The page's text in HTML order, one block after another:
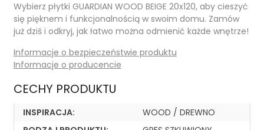
Wybierz płytki GUARDIAN WOOD BEIGE 20x120, aby cieszyć
się pięknem i funkcjonalnością w swoim domu. Zamów
już dziś i odkryj, jak łatwo można odmienić każde wnętrze!
Informacje o bezpieczeństwie produktu
Informacje o producencie
CECHY PRODUKTU
INSPIRACJA:
WOOD / DREWNO